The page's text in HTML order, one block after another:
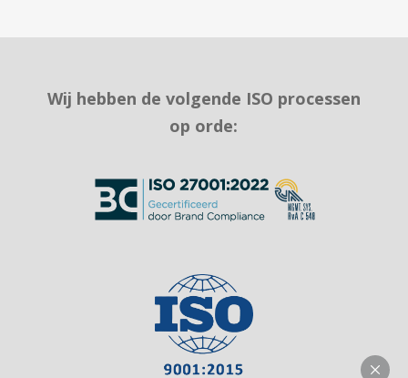
Wij hebben de volgende ISO processen
op orde: